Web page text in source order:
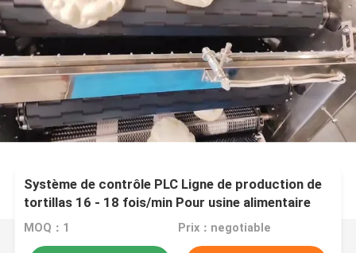
Système de contrôle PLC Ligne de production de
tortillas 16 - 18 fois/min Pour usine alimentaire
MOQ：1 Prix：negotiable